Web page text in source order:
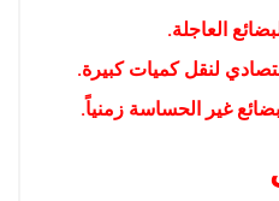
العاجلة.
لنقل كميات كبيرة.
غير الحساسة زمنياً.